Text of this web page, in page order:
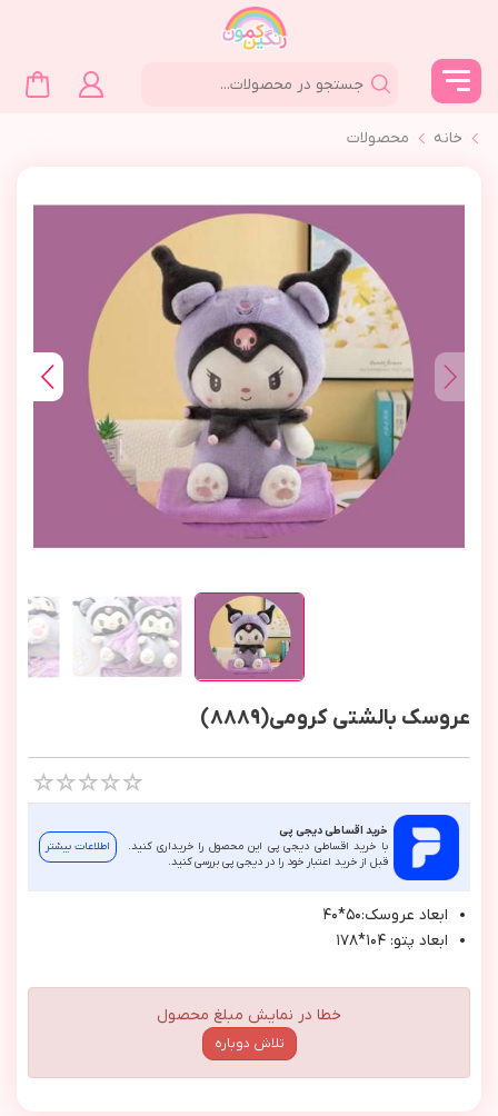
خانه محصولات
عروسک بالشتی کرومی(8889)
خرید اقساطی دیجی پی
با خرید اقساطی دیجی پی این محصول را خریداری کنید.
قبل از خرید اعتبار خود را در دیجی پی بررسی کنید.
اطلاعات بیشتر
ابعاد عروسك:٥٠*٤٠
ابعاد پتو: ١٠٤*١٧٨
خطا در نمایش مبلغ محصول
تلاش دوباره